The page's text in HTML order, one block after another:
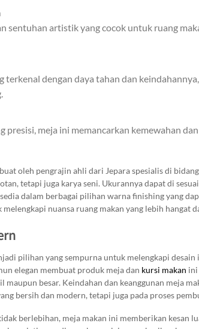
sentuhan artistik yang cocok untuk ruang
terkenal dengan daya tahan dan
presisi, meja ini memancarkan kemewahan
oleh pengrajin ahli dari Jepara spesialis di
tetapi juga karya seni. Ukurannya dapat di
dalam berbagai pilihan warna finishing yang
nuansa ruang makan yang lebih hangat
pilihan yang sempurna untuk melengkapi
elegan membuat produk meja dan kursi makan ini
maupun besar. Keindahan dan keanggunan meja
bersih dan modern, tetapi juga pada proses
berlebihan, meja makan ini memberikan kesan